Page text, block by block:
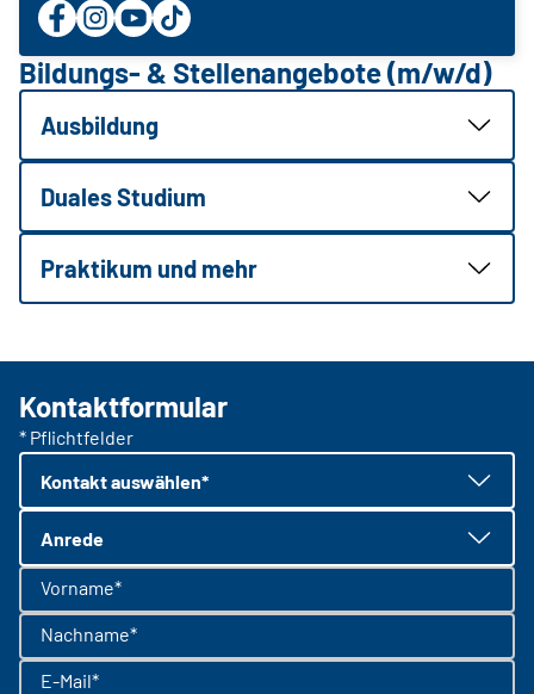
Bildungs- & Stellenangebote (m/w/d)
Ausbildung
Duales Studium
Praktikum und mehr
Kontaktformular
* Pflichtfelder
Kontakt auswählen*
Anrede
Vorname*
Nachname*
E-Mail*